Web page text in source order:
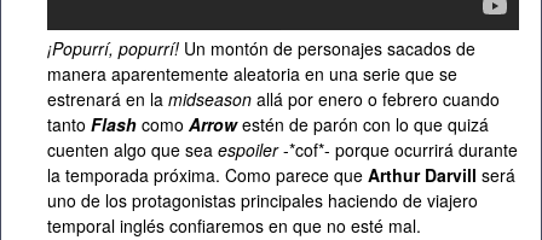
¡Popurrí, popurrí! Un montón de personajes sacados de
manera aparentemente aleatoria en una serie que se
estrenará en la midseason allá por enero o febrero cuando
tanto Flash como Arrow estén de parón con lo que quizá
cuenten algo que sea espoiler-*cof*- porque ocurrirá durante
la temporada próxima. Como parece que Arthur Darvill será
uno de los protagonistas principales haciendo de viajero
temporal inglés confiaremos en que no esté mal.